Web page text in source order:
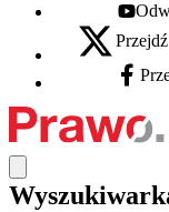
Youtube
X - otwiera się